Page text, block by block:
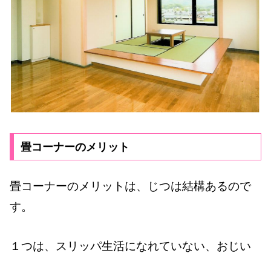
畳コーナーのメリット
畳コーナーのメリットは、じつは結構あるので
す。
１つは、スリッパ生活になれていない、おじい